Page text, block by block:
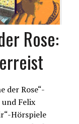
Rose:
der Rose“-
Felix
Hörspiele